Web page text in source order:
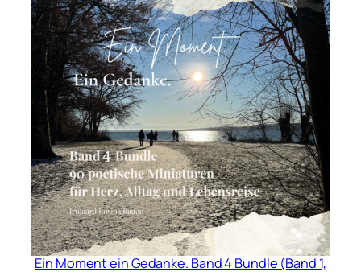
Ein Moment ein Gedanke. Band 4 Bundle (Band 1,